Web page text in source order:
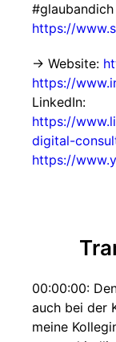
https://
→ Website:
https://
LinkedIn:
https://
digital-
https://
00:00:00:
auch bei der
meine